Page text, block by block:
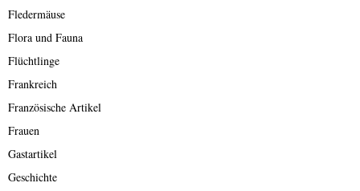
Fledermäuse
Flora und Fauna
Flüchtlinge
Frankreich
Französische Artikel
Frauen
Gastartikel
Geschichte